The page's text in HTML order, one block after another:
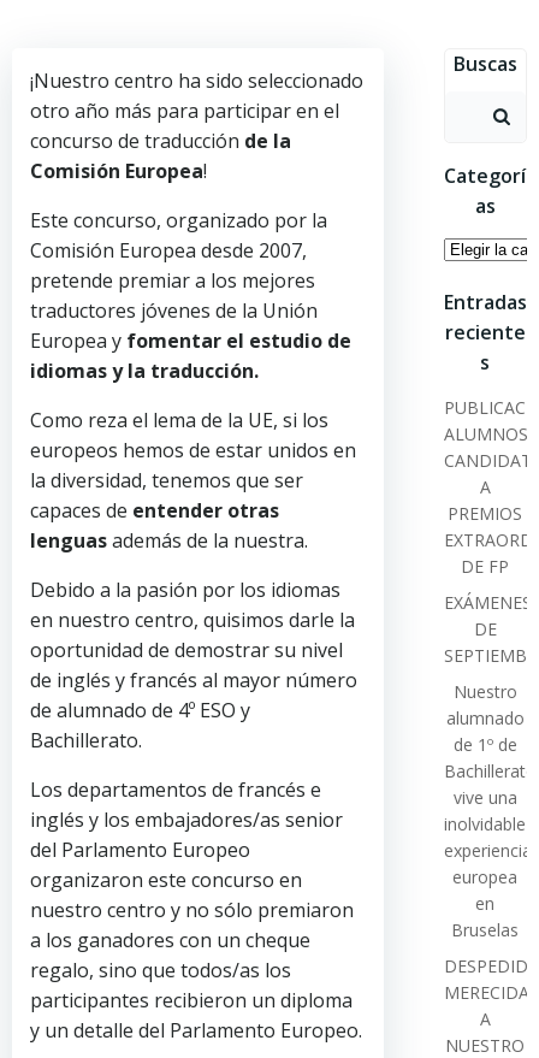
contenido
¡Nuestro centro ha sido seleccionado
otro año más para participar en el
concurso de traducción de la
Comisión Europea!
Este concurso, organizado por la
Comisión Europea desde 2007,
pretende premiar a los mejores
traductores jóvenes de la Unión
Europea y fomentar el estudio de
idiomas y la traducción.
Como reza el lema de la UE, si los
europeos hemos de estar unidos en
la diversidad, tenemos que ser
capaces de entender otras
lenguasademás de la nuestra.
Debido a la pasión por los idiomas
en nuestro centro, quisimos darle la
oportunidad de demostrar su nivel
de inglés y francés al mayor número
de alumnado de 4º ESO y
Bachillerato.
Los departamentos de francés e
inglés y los embajadores/as senior
del Parlamento Europeo
organizaron este concurso en
nuestro centro y no sólo premiaron
a los ganadores con un cheque
regalo, sino que todos/as los
participantes recibieron un diploma
y un detalle del Parlamento Europeo.
Buscas
Buscar:
Categorí
as
Entradas
reciente
s
ALUMNOS
A
PREMIOS
DE FP
EXÁMENES
DE
Nuestro
alumnado
de 1º de
Bachillerato
vive una
inolvidable
experiencia
europea
en
Bruselas
DESPEDIDA
MERECIDA
A
NUESTRO